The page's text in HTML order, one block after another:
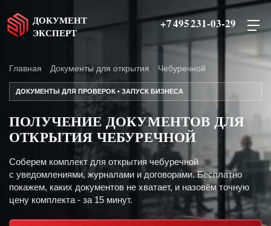
ДОКУМЕНТ
ЭКСПЕРТ
+7 495 231-03-29
Главная Документы для открытия Чебуречной
ДОКУМЕНТЫ ДЛЯ ПРОВЕРОК • ЗАПУСК БИЗНЕСА
ПОЛУЧЕНИЕ ДОКУМЕНТОВ ДЛЯ
ОТКРЫТИЯ ЧЕБУРЕЧНОЙ
Соберем комплект для открытия чебуречной
с уведомлениями, журналами и договорами. Бесплатно
покажем, каких документов не хватает, и назовём точную
цену комплекта - за 15 минут.